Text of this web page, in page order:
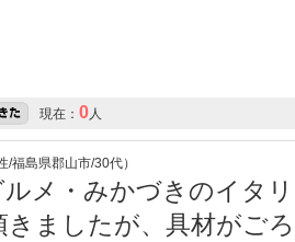
現在： 0 人
福島県郡山市/30代）
メ・みかづきのイタ
きましたが、具材がご